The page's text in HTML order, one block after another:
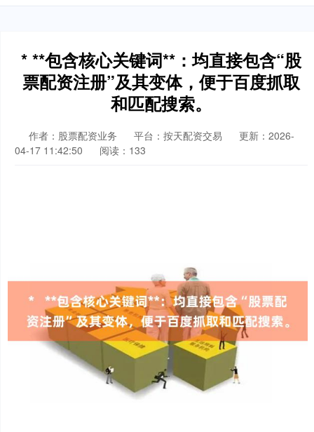
* **包含核心关键词**：均直接包含“股
票配资注册”及其变体，便于百度抓取
和匹配搜索。
作者：股票配资业务 平台：按天配资交易
更新：2026-
04-17 11:42:50
阅读：133